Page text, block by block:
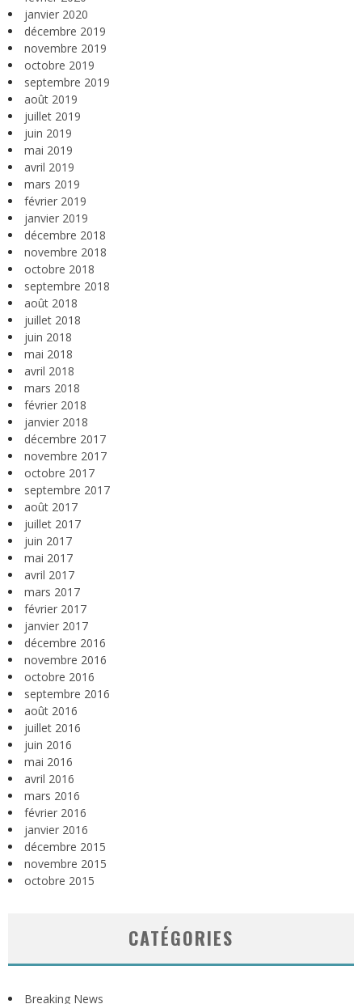
janvier 2020
décembre 2019
novembre 2019
octobre 2019
septembre 2019
août 2019
juillet 2019
juin 2019
mai 2019
avril 2019
mars 2019
février 2019
janvier 2019
décembre 2018
novembre 2018
octobre 2018
septembre 2018
août 2018
juillet 2018
juin 2018
mai 2018
avril 2018
mars 2018
février 2018
janvier 2018
décembre 2017
novembre 2017
octobre 2017
septembre 2017
août 2017
juillet 2017
juin 2017
mai 2017
avril 2017
mars 2017
février 2017
janvier 2017
décembre 2016
novembre 2016
octobre 2016
septembre 2016
août 2016
juillet 2016
juin 2016
mai 2016
avril 2016
mars 2016
février 2016
janvier 2016
décembre 2015
novembre 2015
octobre 2015
CATÉGORIES
Breaking News